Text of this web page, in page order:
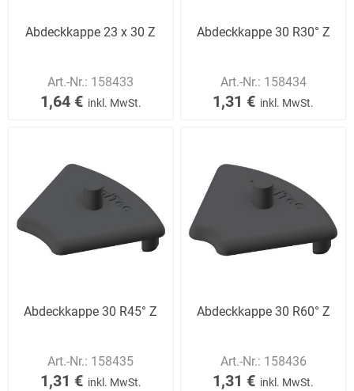
Abdeckkappe 23 x 30 Z
Art.-Nr.: 158433
1,64 € inkl. MwSt.
Abdeckkappe 30 R30° Z
Art.-Nr.: 158434
1,31 € inkl. MwSt.
Abdeckkappe 30 R45° Z
Art.-Nr.: 158435
1,31 € inkl. MwSt.
Abdeckkappe 30 R60° Z
Art.-Nr.: 158436
1,31 € inkl. MwSt.